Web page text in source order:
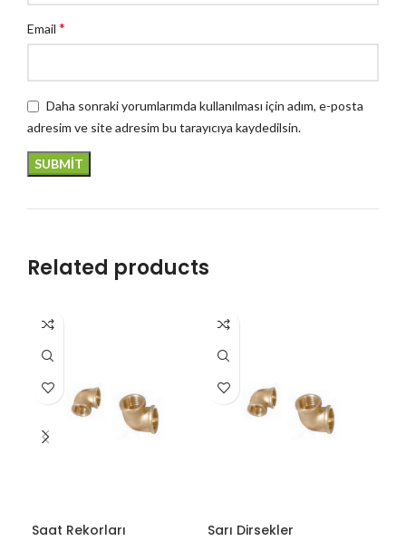
Email *
Daha sonraki yorumlarımda kullanılması için adım, e-posta
adresim ve site adresim bu tarayıcıya kaydedilsin.
Related products
Saat Rekorları Sarı Dirsekler